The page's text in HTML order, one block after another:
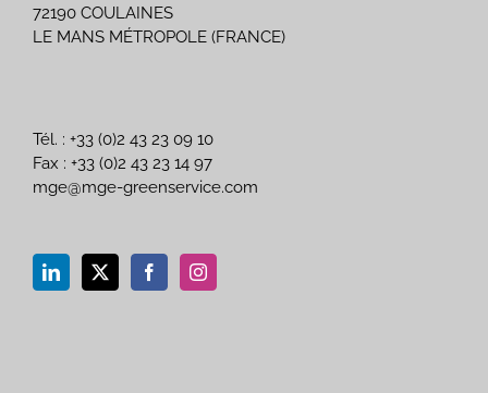
72190 COULAINES
LE MANS MÉTROPOLE (FRANCE)
Tél. : +33 (0)2 43 23 09 10
Fax : +33 (0)2 43 23 14 97
mge@mge-greenservice.com